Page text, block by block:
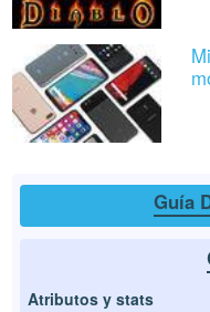
Guía
Atributos y stats